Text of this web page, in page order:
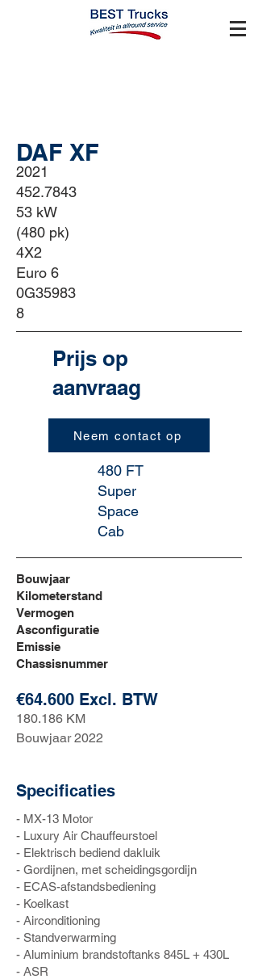
DAF XF
2021
452.7843
53 kW
(480 pk)
4X2
Euro 6
0G35983
8
Prijs op
aanvraag
Neem contact op
480 FT
Super
Space
Cab
Bouwjaar
Kilometerstand
Vermogen
Asconfiguratie
Emissie
Chassisnummer
€64.600 Excl. BTW
180.186 KM
Bouwjaar 2022
Specificaties
- MX-13 Motor
- Luxury Air Chauffeurstoel
- Elektrisch bediend dakluik
- Gordijnen, met scheidingsgordijn
- ECAS-afstandsbediening
- Koelkast
- Airconditioning
- Standverwarming
- Aluminium brandstoftanks 845L + 430L
- ASR